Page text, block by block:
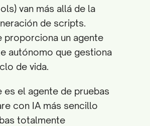
van más allá de la
de scripts.
proporciona un agente
autónomo que gestiona
de vida.
es el agente de pruebas
con IA más sencillo
totalmente